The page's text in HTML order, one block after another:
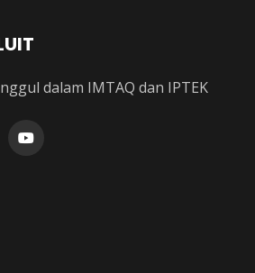
dalam IMTAQ dan IPTEK